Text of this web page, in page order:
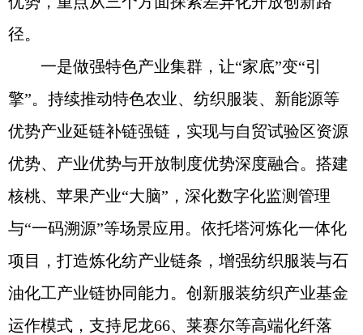
径。
一是做强特色产业集群，让“家底”变“引
擎”。持续推动特色农业、纺织服装、新能源等
优势产业延链补链强链，实现与自贸试验区资源
优势、产业优势与开放制度优势深度融合。搭建
核桃、苹果产业“大脑”，深化数字化监测管理
与“一码溯源”等场景应用。依托塔河炼化一体化
项目，打造炼化纺产业链条，增强纺织服装与石
油化工产业链协同能力。创新服装纺织产业基金
运作模式，支持尼龙66、莱赛尔等高端化纤落